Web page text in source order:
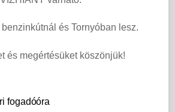
és Tornyóban lesz.
és megértésüket köszönjük!
fogadóóra